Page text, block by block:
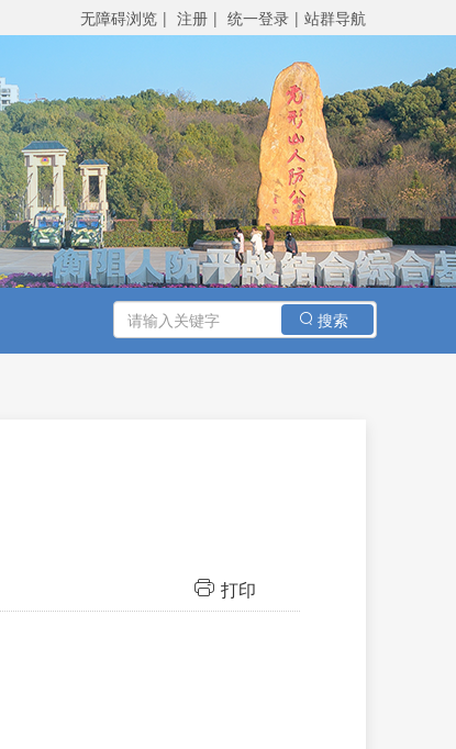
无障碍浏览 注册 统一登录 站群导航
搜索
打印